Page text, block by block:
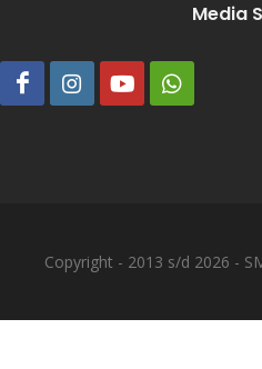
Media
Copyright - 2013 s/d 2026 -